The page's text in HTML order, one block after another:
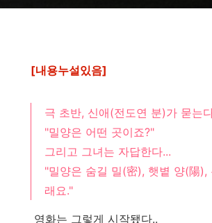
[내용누설있음]
극 초반, 신애(전도연 분)가 묻는
"밀양은 어떤 곳이죠?"
그리고 그녀는 자답한다...
"밀양은 숨길 밀(密), 햇볕 양(陽),
래요."
영화는 그렇게 시작됐다..